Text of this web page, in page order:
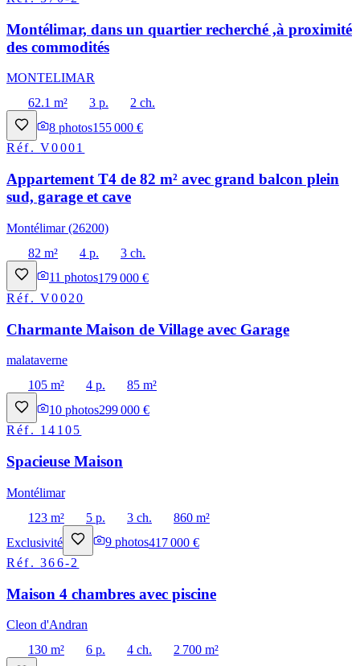
Montélimar, dans un quartier recherché ,à proximité
des commodités
MONTELIMAR
62.1 m²
3 p.
2 ch.
8 photos155 000 €
Réf.V0001
Appartement T4 de 82 m² avec grand balcon plein
sud, garage et cave
Montélimar (26200)
82 m²
4 p.
3 ch.
11 photos179 000 €
Réf.V0020
Charmante Maison de Village avec Garage
malataverne
105 m²
4 p.
85 m²
10 photos299 000 €
Réf. 14105
Spacieuse Maison
Montélimar
123 m²
5 p. 3 ch.
860 m²
Exclusivité
9 photos417 000 €
Réf.366-2
Maison 4 chambres avec piscine
Cleon d'Andran
130 m²
6 p. 4 ch.
2 700 m²